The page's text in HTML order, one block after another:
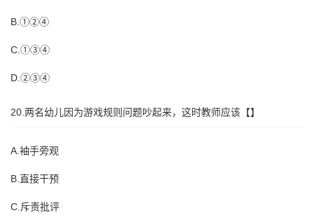
B.①②④
C.①③④
D.②③④
20.两名幼儿因为游戏规则问题吵起来，这时教师应该【】
A.袖手旁观
B.直接干预
C.斥责批评